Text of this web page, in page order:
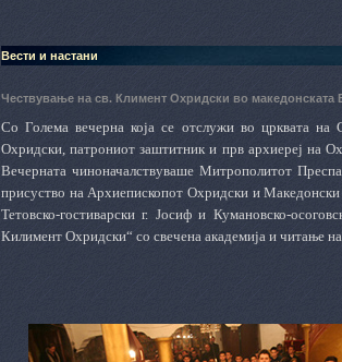
Вести и настани
Чествување на св. Климент Охридски во македонската
Со Голема вечерна која се отслужи во црквата на
Охридски, патрониот заштитник и прв архиереј на
Вечерната чиноначалствуваше Митрополитот
присуство на Архиепископот Охридски и Македонски
Тетовско-гостиварски г. Јосиф и Кумановско-
Килимент Охридски“ со свечена академија и читање